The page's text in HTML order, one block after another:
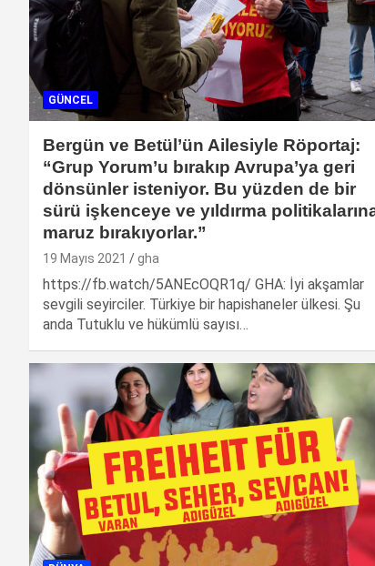
GÜNCEL
Bergün ve Betül’ün Ailesiyle Röportaj:
“Grup Yorum’u bırakıp Avrupa’ya geri
dönsünler isteniyor. Bu yüzden de bir
sürü işkenceye ve yıldırma
maruz bırakıyorlar.”
19 Mayıs 2021 gha
https://fb.watch/5ANEcOQR1q/ GHA: İyi akşamlar
sevgili seyirciler. Türkiye bir hapishaneler ülkesi. Şu
anda Tutuklu ve hükümlü sayısı…